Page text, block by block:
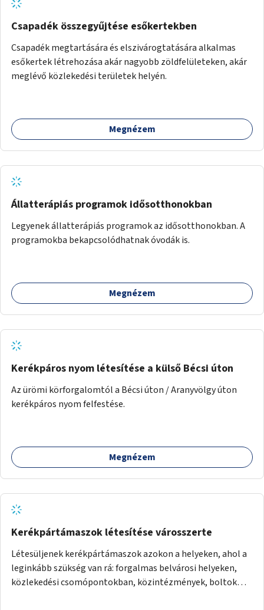
Csapadék összegyűjtése esőkertekben
Csapadék megtartására és elszivárogtatására alkalmas
esőkertek létrehozása akár nagyobb zöldfelületeken, akár
meglévő közlekedési területek helyén.
Megnézem
Állatterápiás programok idősotthonokban
Legyenek állatterápiás programok az idősotthonokban. A
programokba bekapcsolódhatnak óvodák is.
Megnézem
Kerékpáros nyom létesítése a külső Bécsi úton
Az ürömi körforgalomtól a Bécsi úton / Aranyvölgy úton
kerékpáros nyom felfestése.
Megnézem
Kerékpártámaszok létesítése városszerte
Létesüljenek kerékpártámaszok azokon a helyeken, ahol a
leginkább szükség van rá: forgalmas belvárosi helyeken,
közlekedési csomópontokban, közintézmények, boltok